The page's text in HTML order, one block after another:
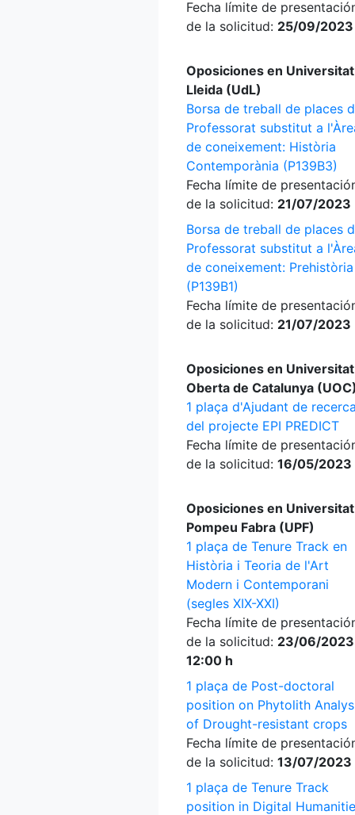
Fecha límite de
de la solicitud: 25/09/2023
Oposiciones en
Lleida (UdL)
Borsa de treball de places
Professorat substitut a
de coneixement: Història
Contemporània (P139B3)
Fecha límite de
de la solicitud: 21/07/2023
Borsa de treball de places
Professorat substitut a
de coneixement: Prehistòria
(P139B1)
Fecha límite de
de la solicitud: 21/07/2023
Oposiciones en Universitat
Oberta de Catalunya
1 plaça d'Ajudant de
del projecte EPI PREDICT
Fecha límite de
de la solicitud: 16/05/2023
Oposiciones en Universitat
Pompeu Fabra (UPF)
1 plaça de Tenure Track en
Història i Teoria de l'Art
Modern i Contemporani
(segles XIX-XXI)
Fecha límite de
de la solicitud: 23/06/2023
12:00 h
1 plaça de Post-doctoral
position on Phytolith
of Drought-resistant crops
Fecha límite de
de la solicitud: 13/07/2023
1 plaça de Tenure Track
position in Digital